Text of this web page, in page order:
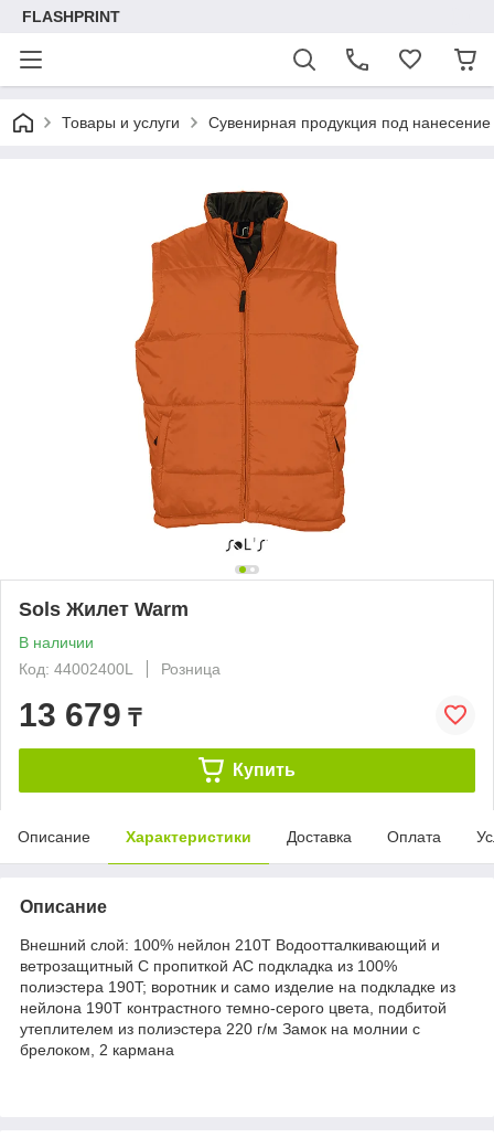
FLASHPRINT
Товары и услуги Сувенирная продукция под нанесение
Sols Жилет Warm
В наличии
Код: 44002400L
Розница
13 679 ₸
Купить
Описание Характеристики Доставка Оплата
Описание
Внешний слой: 100% нейлон 210Т Водоотталкивающий и
ветрозащитный С пропиткой АС подкладка из 100%
полиэстера 190T; воротник и само изделие на подкладке из
нейлона 190T контрастного темно-серого цвета, подбитой
утеплителем из полиэстера 220 г/м Замок на молнии с
брелоком, 2 кармана